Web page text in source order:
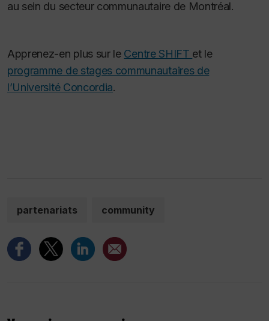
au sein du secteur communautaire de Montréal.
Apprenez-en plus sur le Centre SHIFT et le
programme de stages communautaires de
l’Université Concordia.
partenariats community